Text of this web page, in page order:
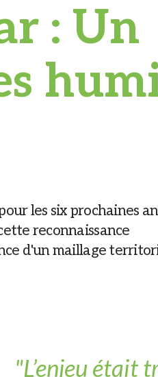
: Un
les six prochaines
reconnaissance
d'un maillage
"L’enjeu était